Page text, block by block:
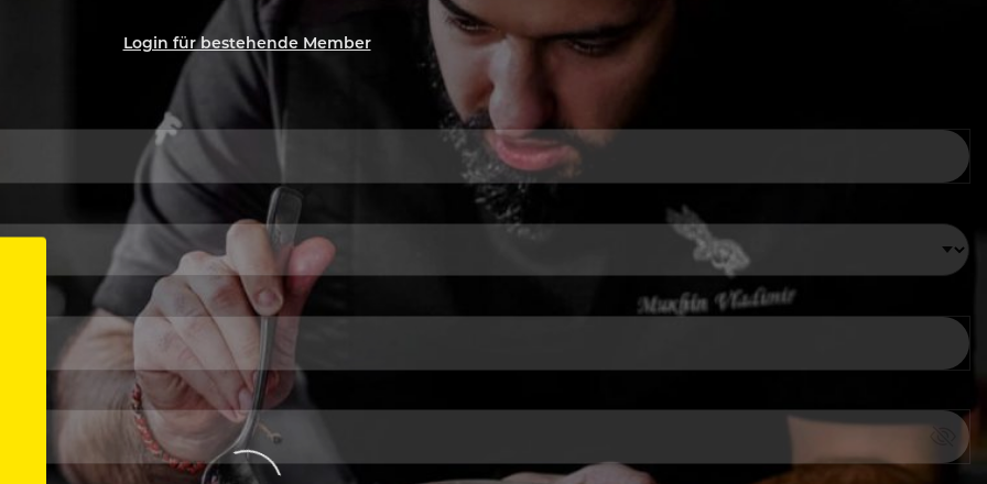
Login für bestehende Member